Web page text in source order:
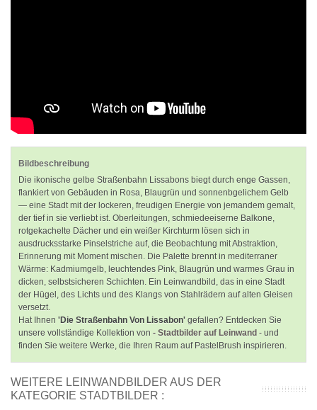
Bildbeschreibung
Die ikonische gelbe Straßenbahn Lissabons biegt durch enge Gassen,
flankiert von Gebäuden in Rosa, Blaugrün und sonnenbgelichem Gelb
— eine Stadt mit der lockeren, freudigen Energie von jemandem gemalt,
der tief in sie verliebt ist. Oberleitungen, schmiedeeiserne Balkone,
rotgekachelte Dächer und ein weißer Kirchturm lösen sich in
ausdrucksstarke Pinselstriche auf, die Beobachtung mit Abstraktion,
Erinnerung mit Moment mischen. Die Palette brennt in mediterraner
Wärme: Kadmiumgelb, leuchtendes Pink, Blaugrün und warmes Grau in
dicken, selbstsicheren Schichten. Ein Leinwandbild, das in eine Stadt
der Hügel, des Lichts und des Klangs von Stahlrädern auf alten Gleisen
versetzt.
Hat Ihnen 'Die Straßenbahn Von Lissabon' gefallen? Entdecken Sie
unsere vollständige Kollektion von - Stadtbilder auf Leinwand - und
finden Sie weitere Werke, die Ihren Raum auf PastelBrush inspirieren.
WEITERE LEINWANDBILDER AUS DER
KATEGORIE STADTBILDER :